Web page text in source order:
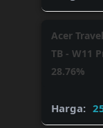
Acer
TB - W11
28.76%